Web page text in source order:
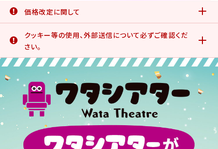
価格改定に関して
格改定を実施いたしました。
詳細はこちら
クッキー等の使用、外部送信について必ずご確認くだ
さい。
イオンシネマ公式アプリをご利用のお客さま
公式アプリでは、サービスの利用状況分析やお客さまの体験
を向上させるためにクッキー等を使用しています。このままご
利用になる場合、クッキー等の使用に同意したことになりま
す。詳しくは、サイトポリシーをご覧ください。
詳細はこちら